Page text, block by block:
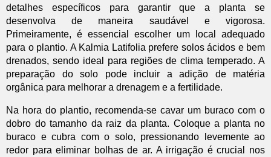
detalhes específicos para garantir que a planta se
desenvolva de maneira saudável e vigorosa.
Primeiramente, é essencial escolher um local adequado
para o plantio. A Kalmia Latifolia prefere solos ácidos e bem
drenados, sendo ideal para regiões de clima temperado. A
preparação do solo pode incluir a adição de matéria
orgânica para melhorar a drenagem e a fertilidade.
Na hora do plantio, recomenda-se cavar um buraco com o
dobro do tamanho da raiz da planta. Coloque a planta no
buraco e cubra com o solo, pressionando levemente ao
redor para eliminar bolhas de ar. A irrigação é crucial nos